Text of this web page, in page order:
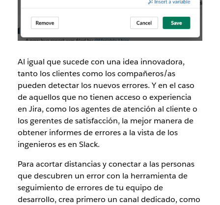
Al igual que sucede con una idea innovadora,
tanto los clientes como los compañeros/as
pueden detectar los nuevos errores. Y en el caso
de aquellos que no tienen acceso o experiencia
en Jira, como los agentes de atención al cliente o
los gerentes de satisfacción, la mejor manera de
obtener informes de errores a la vista de los
ingenieros es en Slack.
Para acortar distancias y conectar a las personas
que descubren un error con la herramienta de
seguimiento de errores de tu equipo de
desarrollo, crea primero un canal dedicado, como